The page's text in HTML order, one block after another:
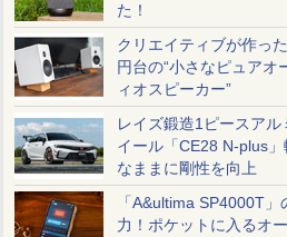
た！
クリエイティブが作っ
円台の“小さなピュアオ
ィオスピーカー”
レイズ鍛造1ピースアル
イール「CE28 N-plus」
なままに剛性を向上
「A&ultima SP4000T」
力！ポケットに入るオ